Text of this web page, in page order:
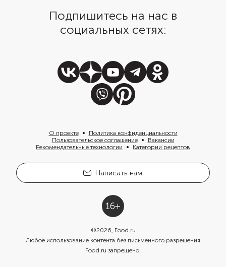
Подпишитесь на нас в
социальных сетях:
О проекте
Политика конфиденциальности
Пользовательское соглашение
Вакансии
Рекомендательные технологии
Категории рецептов
Написать нам
©2026, Food.ru
Любое использование контента без письменного разрешения
Food.ru запрещено.